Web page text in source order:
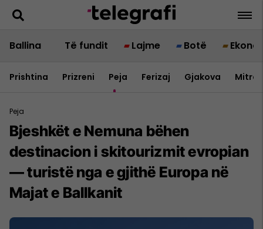
Ballina Të fundit Lajme Botë
Prishtina Prizreni Peja Ferizaj Gjakova
Peja
Bjeshkët e Nemuna bëhen
destinacion i skitourizmit evropian
— turistë nga e gjithë Europa në
Majat e Ballkanit